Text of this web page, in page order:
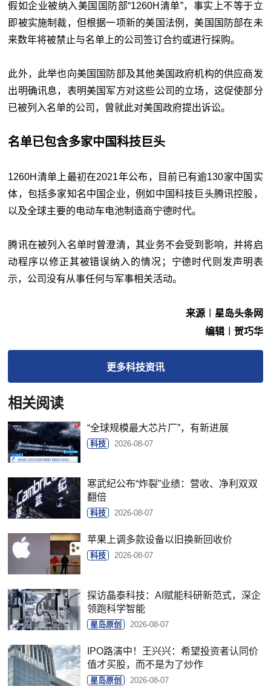
假如企业被纳入美国国防部“1260H清单”，事实上不等于立
即被实施制裁，但根据一项新的美国法例，美国国防部在未
来数年将被禁止与名单上的公司签订合约或进行採购。
此外，此举也向美国国防部及其他美国政府机构的供应商发
出明确讯息，表明美国军方对这些公司的立场，这促使部分
已被列入名单的公司，曾就此对美国政府提出诉讼。
名单已包含多家中国科技巨头
1260H清单上最初在2021年公布，目前已有逾130家中国实
体，包括多家知名中国企业，例如中国科技巨头腾讯控股，
以及全球主要的电动车电池制造商宁德时代。
腾讯在被列入名单时曾澄清，其业务不会受到影响，并将启
动程序以修正其被错误纳入的情况；宁德时代则发声明表
示，公司没有从事任何与军事相关活动。
来源︱星岛头条网
编辑︱贺巧华
更多科技资讯
相关阅读
“全球规模最大芯片厂”，有新进展
科技 2026-08-07
寒武纪公布“炸裂”业绩：营收、净利双双
翻倍
科技 2026-08-07
苹果上调多款设备以旧换新回收价
科技 2026-08-07
探访晶泰科技：AI赋能科研新范式，深企
领跑科学智能
星岛原创 2026-08-07
IPO路演中！王兴兴：希望投资者认同价
值才买股，而不是为了炒作
星岛原创 2026-08-07